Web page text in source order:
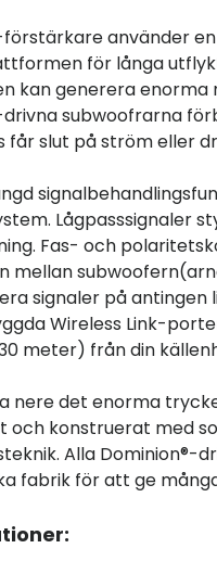
förstärkare använder
för långa
kan generera enorma
drivna subwoofrarna
får slut på ström eller
Lågpasssignaler
Fas- och
mellan
signaler på antingen
Wireless Link-
meter) från din
nere det enorma
och konstruerat med
Alla Dominion®-
fabrik för att ge